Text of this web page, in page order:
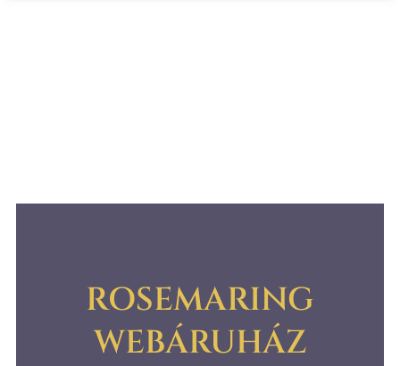
ROSEMARING
WEBÁRUHÁZ